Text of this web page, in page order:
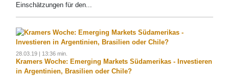
Einschätzungen für den...
28.03.19 | 13:36 min.
Kramers Woche: Emerging Markets Südamerikas - Investieren
in Argentinien, Brasilien oder Chile?